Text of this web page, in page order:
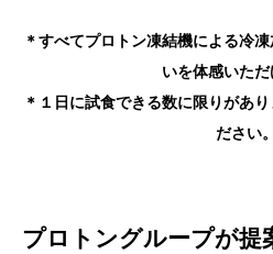
＊すべてプロトン凍結機による冷
いを体感いただ
＊１日に試食できる数に限りがあ
ださい。
プロトングループが提